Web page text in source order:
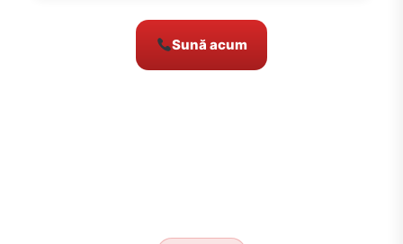
Sună acum